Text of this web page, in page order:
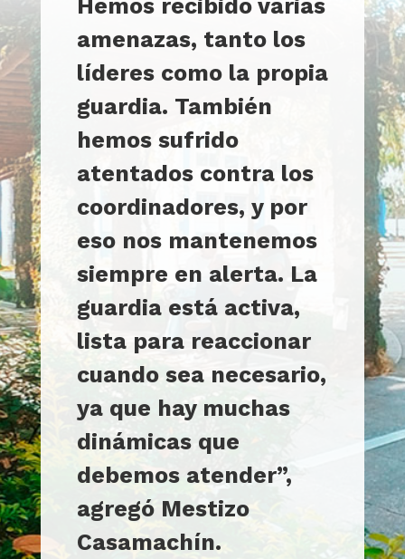
Hemos recibido varias
amenazas, tanto los
líderes como la propia
guardia. También
hemos sufrido
atentados contra los
coordinadores, y por
eso nos mantenemos
siempre en alerta. La
guardia está activa,
lista para reaccionar
cuando sea necesario,
ya que hay muchas
dinámicas que
debemos atender”,
agregó Mestizo
Casamachín.